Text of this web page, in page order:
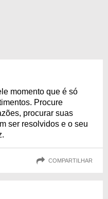
momento que é só
Procure
procurar suas
ser resolvidos e o seu
COMPARTILHAR